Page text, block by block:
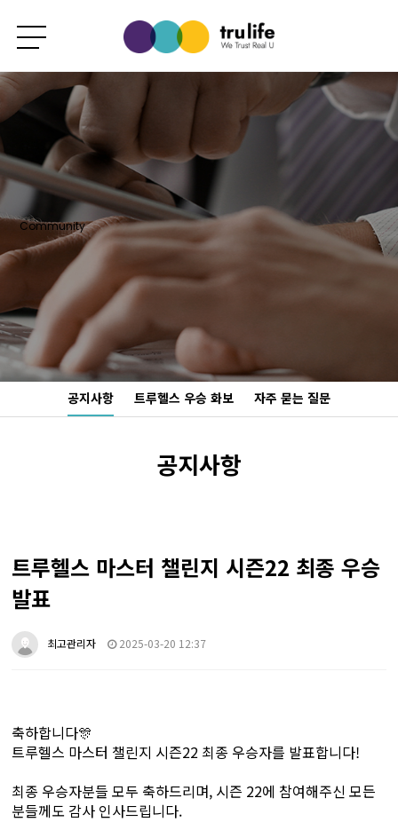
Community
공지사항 트루헬스 우승 화보 자주 묻는 질문
공지사항
트루헬스 마스터 챌린지 시즌22 최종 우승
발표
최고관리자 2025-03-20 12:37
축하합니다🎊
트루헬스 마스터 챌린지 시즌22 최종 우승자를 발표합니다!
최종 우승자분들 모두 축하드리며, 시즌 22에 참여해주신 모든
분들께도 감사 인사드립니다.